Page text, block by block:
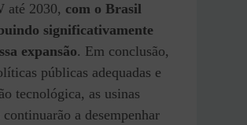
até 2030, com o Brasil
significativamente
expansão. Em conclusão,
públicas adequadas e
tecnológica, as usinas
continuarão a desempenhar